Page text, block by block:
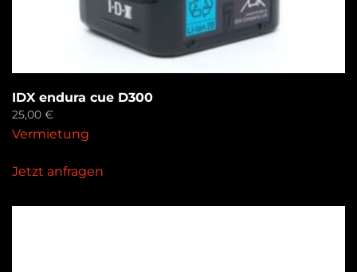
IDX endura cue D300
25,00 €
Vermietung
Jetzt anfragen